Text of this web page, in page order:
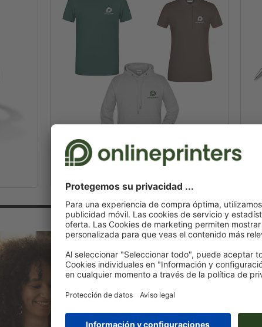
Ropa y textiles